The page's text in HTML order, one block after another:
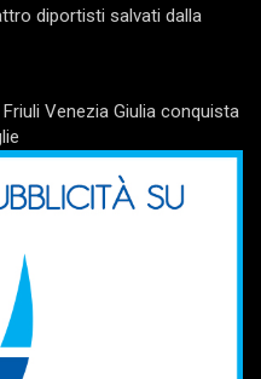
diportisti salvati dalla
Venezia Giulia conquista